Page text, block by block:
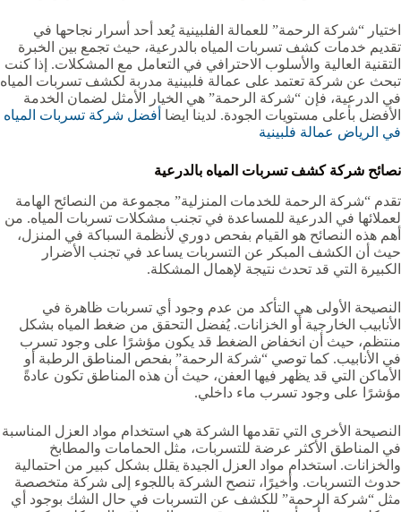
اختيار “شركة الرحمة” للعمالة الفلبينية يُعد أحد أسرار نجاحها في
تقديم خدمات كشف تسربات المياه بالدرعية، حيث تجمع بين الخبرة
التقنية العالية والأسلوب الاحترافي في التعامل مع المشكلات. إذا كنت
تبحث عن شركة تعتمد على عمالة فلبينية مدربة لكشف تسربات المياه
في الدرعية، فإن “شركة الرحمة” هي الخيار الأمثل لضمان الخدمة
الأفضل بأعلى مستويات الجودة. لدينا ايضا أفضل شركة تسربات المياه
في الرياض عمالة فلبينية
نصائح شركة كشف تسربات المياه بالدرعية
تقدم “شركة الرحمة للخدمات المنزلية” مجموعة من النصائح الهامة
لعملائها في الدرعية للمساعدة في تجنب مشكلات تسربات المياه. من
أهم هذه النصائح هو القيام بفحص دوري لأنظمة السباكة في المنزل،
حيث أن الكشف المبكر عن التسربات يساعد في تجنب الأضرار
الكبيرة التي قد تحدث نتيجة لإهمال المشكلة.
النصيحة الأولى هي التأكد من عدم وجود أي تسربات ظاهرة في
الأنابيب الخارجية أو الخزانات. يُفضل التحقق من ضغط المياه بشكل
منتظم، حيث أن انخفاض الضغط قد يكون مؤشرًا على وجود تسرب
في الأنابيب. كما توصي “شركة الرحمة” بفحص المناطق الرطبة أو
الأماكن التي قد يظهر فيها العفن، حيث أن هذه المناطق تكون عادةً
مؤشرًا على وجود تسرب ماء داخلي.
النصيحة الأخرى التي تقدمها الشركة هي استخدام مواد العزل المناسبة
في المناطق الأكثر عرضة للتسربات، مثل الحمامات والمطابخ
والخزانات. استخدام مواد العزل الجيدة يقلل بشكل كبير من احتمالية
حدوث التسربات. وأخيرًا، تنصح الشركة باللجوء إلى شركة متخصصة
مثل “شركة الرحمة” للكشف عن التسربات في حال الشك بوجود أي